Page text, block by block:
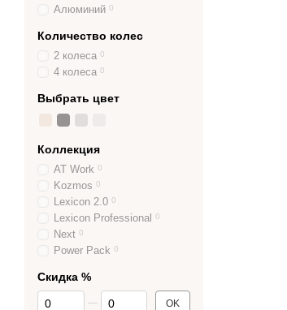
Алюминий 0
Количество колес
2 колеса 0
4 колеса 0
Выбрать цвет
Коллекция
AT Work 0
Kozmos 0
Lexicon 2.0 0
Lexicon Professional 0
Next 0
Power Pack 0
Скидка %
От Скидка %
До Скидка % OK